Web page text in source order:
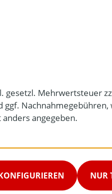
gesetzl. Mehrwertsteuer
ggf. Nachnahmegebühren,
anders angegeben.
NUR